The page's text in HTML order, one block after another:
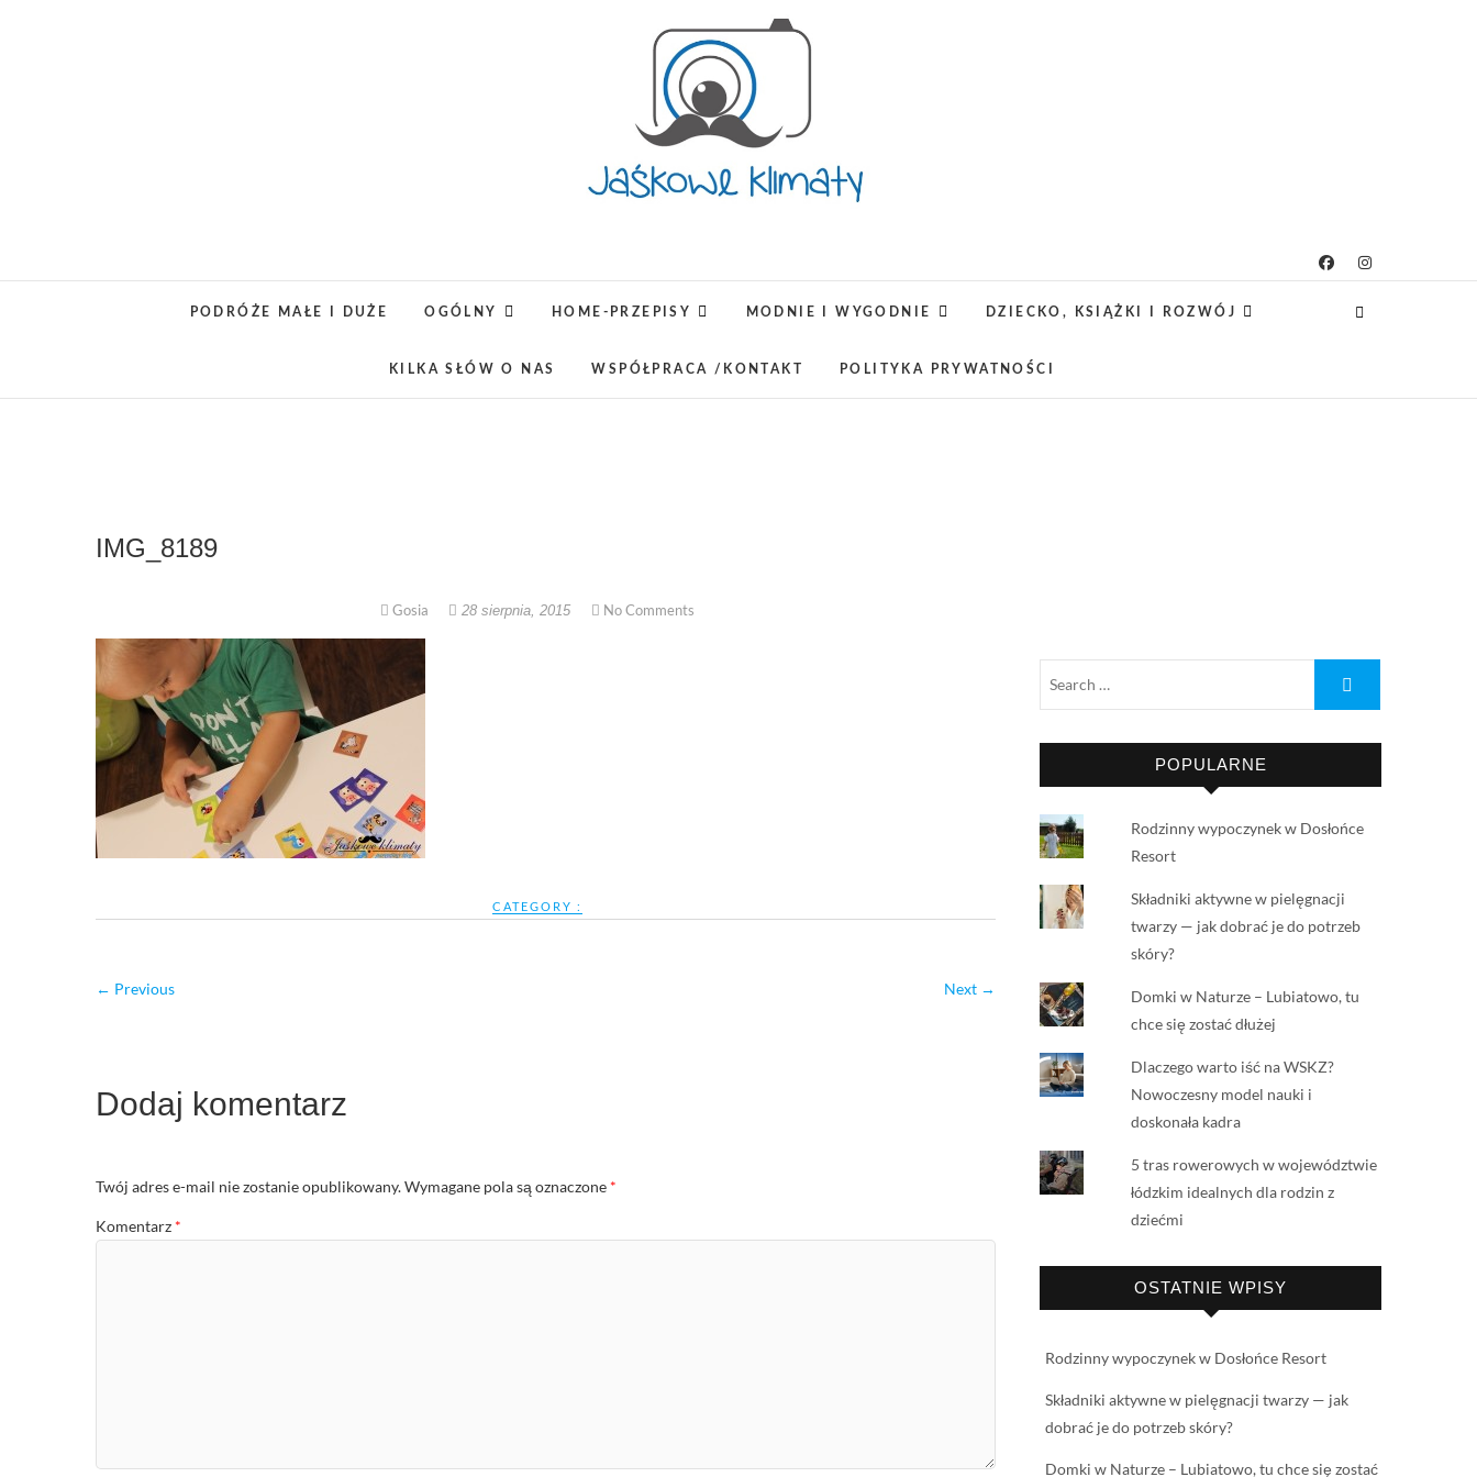
Jaśkowe klimaty-Blog rodzicielsko-lifestylowy
OPISUJEMY ŻYCIE. ZABAWA POŁĄCZONA Z NAUKĄ, CIEKAWE PROJEKTY DIY Z DZIECKIEM,
PODRÓŻE MAŁE I DUŻE OGÓLNY HOME-PRZEPISY MODNIE I WYGODNIE DZIECKO, KSIĄŻKI I ROZWÓJ
KILKA SŁÓW O NAS WSPÓŁPRACA /KONTAKT POLITYKA PRYWATNOŚCI
IMG_8189
Gosia 28 sierpnia, 2015 No Comments
CATEGORY :
← Previous Next →
Dodaj komentarz
Twój adres e-mail nie zostanie opublikowany.Wymagane pola są oznaczone *
Komentarz *
POPULARNE
Rodzinny wypoczynek w Dosłońce
Resort
Składniki aktywne w pielęgnacji
twarzy — jak dobrać je do potrzeb
skóry?
Domki w Naturze – Lubiatowo, tu
chce się zostać dłużej
Dlaczego warto iść na WSKZ?
Nowoczesny model nauki i
doskonała kadra
5 tras rowerowych w województwie
łódzkim idealnych dla rodzin z
dziećmi
OSTATNIE WPISY
Rodzinny wypoczynek w Dosłońce Resort
Składniki aktywne w pielęgnacji twarzy — jak
dobrać je do potrzeb skóry?
Domki w Naturze – Lubiatowo, tu chce się zostać